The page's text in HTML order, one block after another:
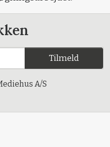
Tilmeld
A/S